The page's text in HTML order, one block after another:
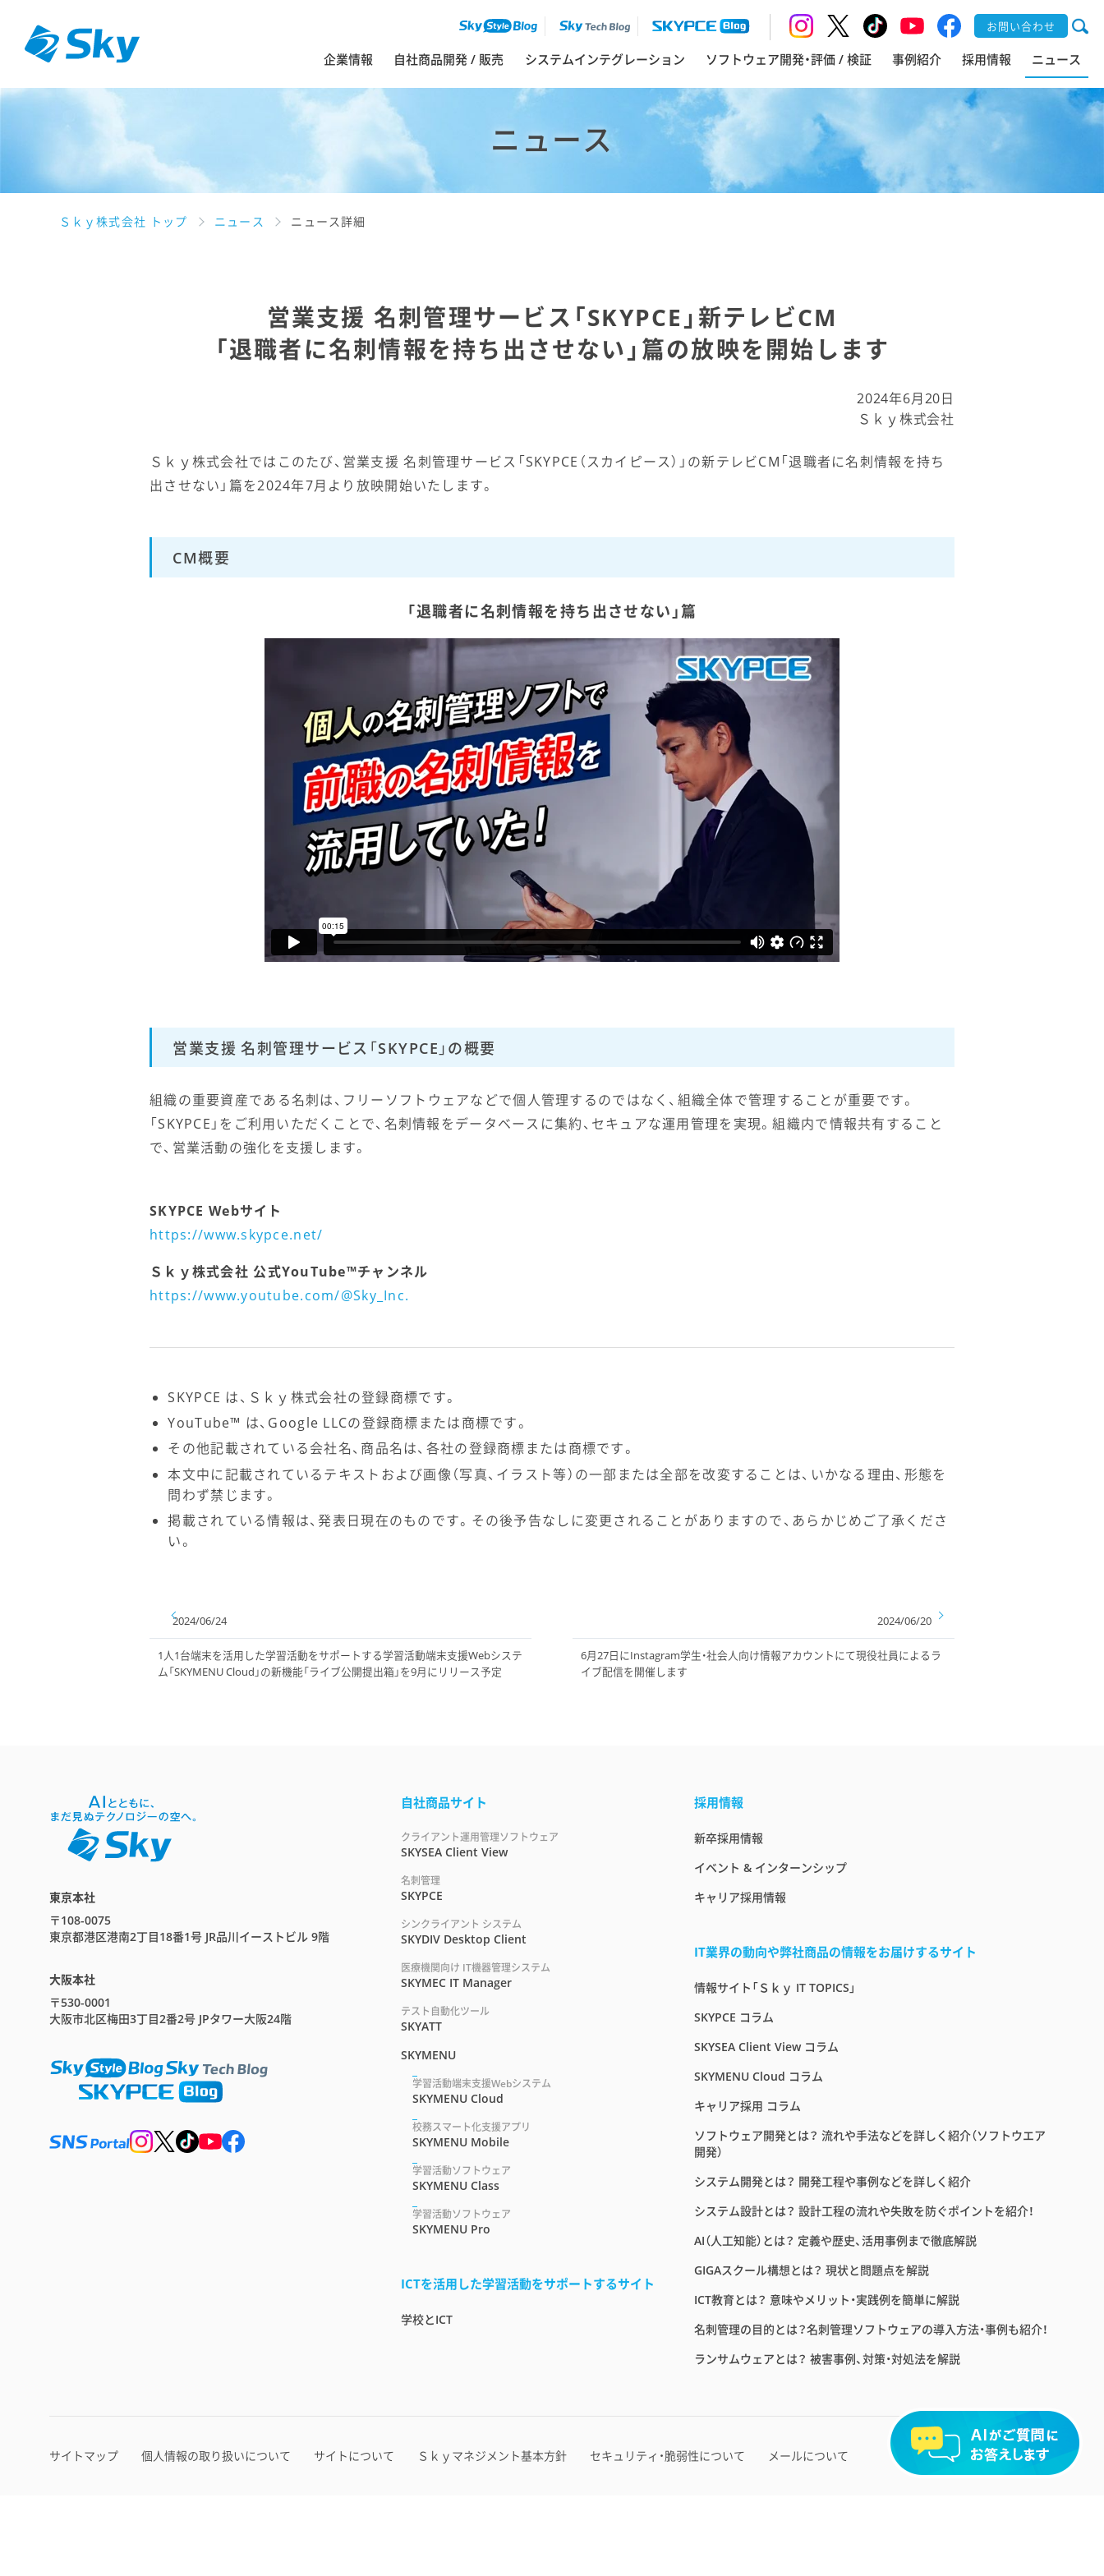
お問い合わせ
企業情報 自社商品開発 / 販売 システムインテグレーション ソフトウェア開発・評価 / 検証 事例紹介 採用情報 ニュース
ニュース
Ｓｋｙ株式会社 トップ ニュース ニュース詳細
営業支援 名刺管理サービス「SKYPCE」新テレビCM
「退職者に名刺情報を持ち出させない」篇の放映を開始します
2024年6月20日
Ｓｋｙ株式会社
Ｓｋｙ株式会社ではこのたび、営業支援 名刺管理サービス「SKYPCE（スカイピース）」の新テレビCM「退職者に名刺情報を持ち
出させない」篇を2024年7月より放映開始いたします。
CM概要
「退職者に名刺情報を持ち出させない」篇
営業支援 名刺管理サービス「SKYPCE」の概要
組織の重要資産である名刺は、フリーソフトウェアなどで個人管理するのではなく、組織全体で管理することが重要です。
「SKYPCE」をご利用いただくことで、名刺情報をデータベースに集約、セキュアな運用管理を実現。組織内で情報共有すること
で、営業活動の強化を支援します。
SKYPCE Webサイト
https://www.skypce.net/
Ｓｋｙ株式会社 公式YouTube™チャンネル
https://www.youtube.com/@Sky_Inc.
SKYPCE は、Ｓｋｙ株式会社の登録商標です。
YouTube™ は、Google LLCの登録商標または商標です。
その他記載されている会社名、商品名は、各社の登録商標または商標です。
本文中に記載されているテキストおよび画像（写真、イラスト等）の一部または全部を改変することは、いかなる理由、形態を
問わず禁じます。
掲載されている情報は、発表日現在のものです。その後予告なしに変更されることがありますので、あらかじめご了承くださ
い。
2024/06/24
1人1台端末を活用した学習活動をサポートする学習活動端末支援Webシステ
ム「SKYMENU Cloud」の新機能「ライブ公開提出箱」を9月にリリース予定
2024/06/20
6月27日にInstagram学生・社会人向け情報アカウントにて現役社員によるラ
イブ配信を開催します
東京本社
〒108-0075
東京都港区港南2丁目18番1号 JR品川イーストビル 9階
大阪本社
〒530-0001
大阪市北区梅田3丁目2番2号 JPタワー大阪24階
自社商品サイト
クライアント運用管理ソフトウェア
SKYSEA Client View
名刺管理
SKYPCE
シンクライアント システム
SKYDIV Desktop Client
医療機関向け IT機器管理システム
SKYMEC IT Manager
テスト自動化ツール
SKYATT
SKYMENU
学習活動端末支援Webシステム
SKYMENU Cloud
校務スマート化支援アプリ
SKYMENU Mobile
学習活動ソフトウェア
SKYMENU Class
学習活動ソフトウェア
SKYMENU Pro
ICTを活用した学習活動をサポートするサイト
学校とICT
採用情報
新卒採用情報
イベント & インターンシップ
キャリア採用情報
IT業界の動向や弊社商品の情報をお届けするサイト
情報サイト「Ｓｋｙ IT TOPICS」
SKYPCE コラム
SKYSEA Client View コラム
SKYMENU Cloud コラム
キャリア採用 コラム
ソフトウェア開発とは？ 流れや手法などを詳しく紹介（ソフトウエア
開発）
システム開発とは？ 開発工程や事例などを詳しく紹介
システム設計とは？ 設計工程の流れや失敗を防ぐポイントを紹介！
AI（人工知能）とは？ 定義や歴史、活用事例まで徹底解説
GIGAスクール構想とは？ 現状と問題点を解説
ICT教育とは？ 意味やメリット・実践例を簡単に解説
名刺管理の目的とは？名刺管理ソフトウェアの導入方法・事例も紹介！
ランサムウェアとは？ 被害事例、対策・対処法を解説
サイトマップ 個人情報の取り扱いについて サイトについて Ｓｋｙマネジメント基本方針 セキュリティ・脆弱性について メールについて 2026 ©Ｓｋｙ株式会社